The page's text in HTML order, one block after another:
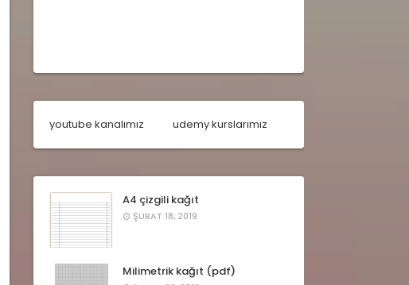
youtube kanalımız udemy kurslarımız
A4 çizgili kağıt
ŞUBAT 18, 2019
Milimetrik kağıt (pdf)